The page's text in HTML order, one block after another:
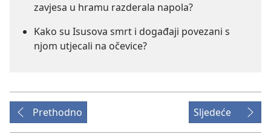
zavjesa u hramu razderala napola?
Kako su Isusova smrt i događaji povezani s
njom utjecali na očevice?
Prethodno Sljedeće